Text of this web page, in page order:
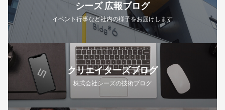
シーズ 広報ブログ
イベント行事など社内の様子をお届けします
クリエイターズブログ
株式会社シーズの技術ブログ